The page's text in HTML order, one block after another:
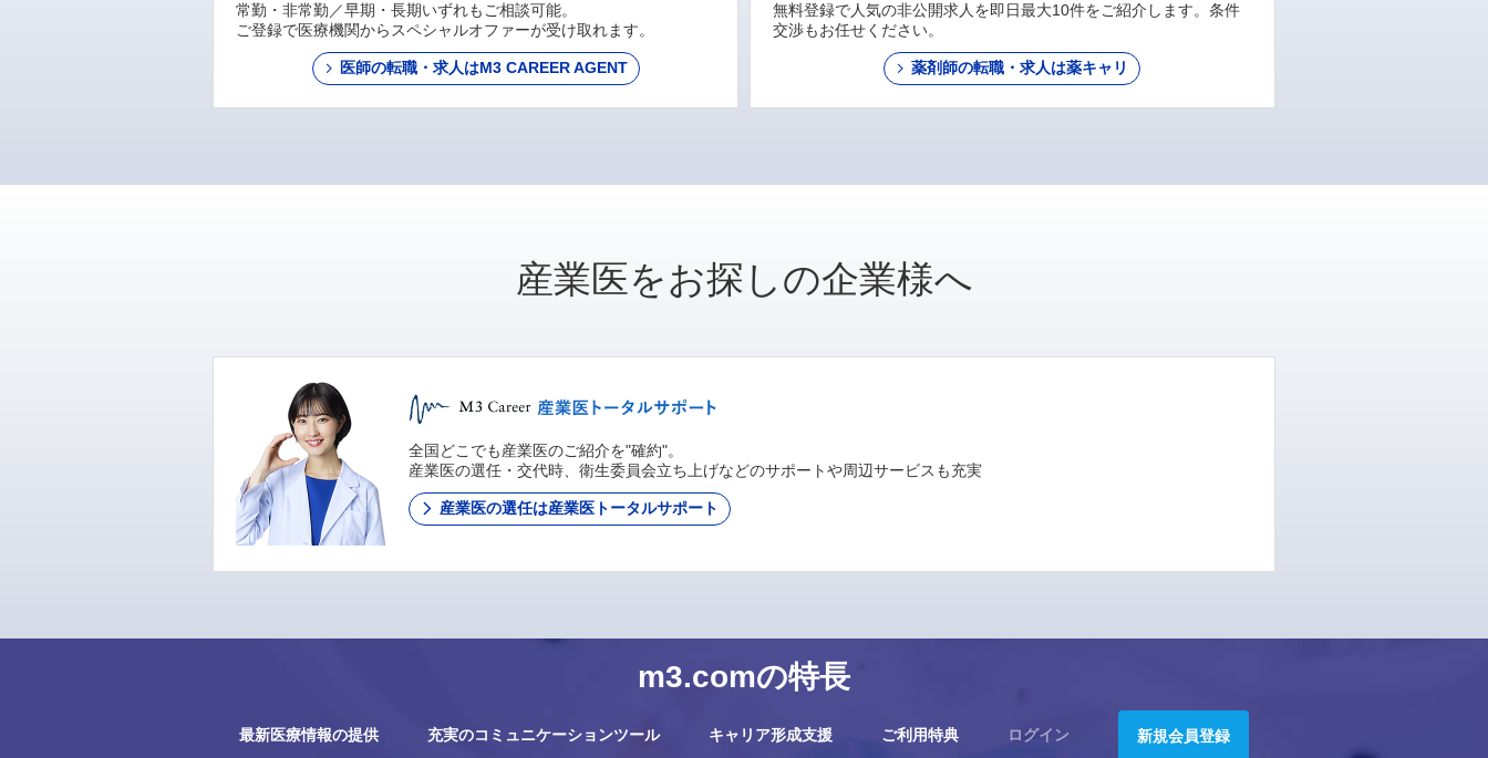
m3.comの特長
最新医療情報の提供 充実のコミュニケーションツール キャリア形成支援 ご利用特典 ログイン 新規会員登録
常勤・非常勤／早期・長期いずれもご相談可能。
ご登録で医療機関からスペシャルオファーが受け取れます。
医師の転職・求人はM3 CAREER AGENT
無料登録で人気の非公開求人を即日最大10件をご紹介します。条件
交渉もお任せください。
薬剤師の転職・求人は薬キャリ
産業医をお探しの企業様へ
全国どこでも産業医のご紹介を"確約"。
産業医の選任・交代時、衛生委員会立ち上げなどのサポートや周辺サービスも充実
産業医の選任は産業医トータルサポート